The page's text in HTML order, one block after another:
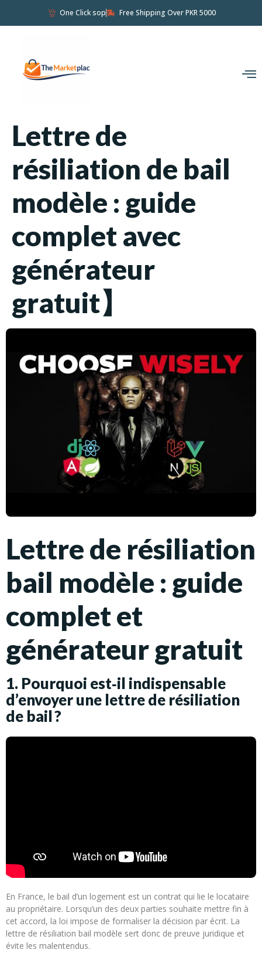
One Click sop Free Shipping Over PKR 5000
Lettre de
résiliation de bail
modèle : guide
complet avec
générateur
gratuit】
Lettre de résiliation
bail modèle : guide
complet et
générateur gratuit
1. Pourquoi est‑il indispensable
d’envoyer une lettre de résiliation
de bail ?
En France, le bail d’un logement est un contrat qui lie le locataire
au propriétaire. Lorsqu’un des deux parties souhaite mettre fin à
cet accord, la loi impose de formaliser la décision par écrit. La
lettre de résiliation bail modèle sert donc de preuve juridique et
évite les malentendus.